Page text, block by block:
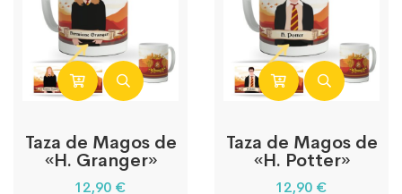
Taza de Magos de
«H. Granger»
12,90 €
Taza de Magos de
«H. Potter»
12,90 €